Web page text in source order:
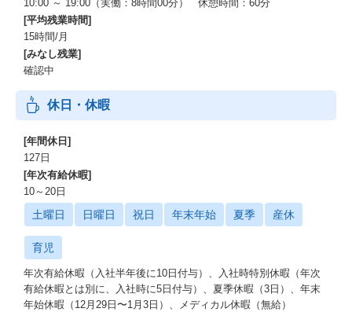
デスクワークの世界では IT の活用がこの四半世紀で私たちの生産
性を大きく引き上げてきました。
私たちは、世の中を支える”現場仕事”においても、これらの成功を
再現できると信じています。
フォンを使っています。
プライベートな予定をカレンダーアプリで管理し、日々の支払い
そんなデジタルに慣れ親しんでいるはずの彼らが、現場仕事では
非効率な紙ベースの業務遂行や管理に多くの時間を奪われていま
す。
カミナシ エンジニアリングチームは、そのような現場に変革をも
たらすプロダクトを開発し、サービスとして提供しています。
3,900万人 ー 日本を支える就労人口のおよそ半分を占めるノンデ
スクワーカー。彼らの新しい働き方を、私たちと一緒に実現して
いきましょう。
カミナシ エンジニアリングチームの特徴
10:00 ～ 19:00（実働：8時間00分） 休憩時間：60分
[平均残業時間]
15時間/月
[みなし残業]
確認中
休日・休暇
[年間休日]
127日
[年次有給休暇]
10～20日
土曜日 日曜日 祝日 年末年始 夏季 産休
育児
年次有給休暇（入社半年後に10日付与）、入社時特別休暇（年次
有給休暇とは別に、入社時に5日付与）、夏季休暇（3日）、年末
年始休暇（12月29日〜1月3日）、メディカル休暇（無給）